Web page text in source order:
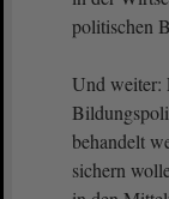
politischen
Und weiter:
behandelt
sichern